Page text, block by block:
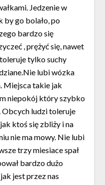
Jedzenie w
by go bolało, po
bardzo się
, prężyć się, nawet
tylko suchy
lubi wózka
Miejsca takie jak
niepokój który szybko
Obcych ludzi toleruje
ktoś się zbliży i na
nie ma mowy. Nie lubi
trzy miesiace spał
bardzo dużo
jest przez nas